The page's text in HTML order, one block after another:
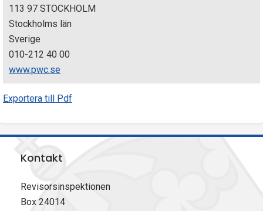
113 97 STOCKHOLM
Stockholms län
Sverige
010-212 40 00
www.pwc.se
Exportera till Pdf
Kontakt
Revisorsinspektionen
Box 24014